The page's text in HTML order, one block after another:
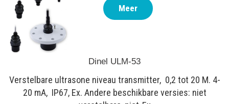
Dinel ULM-53
Verstelbare ultrasone niveau transmitter, 0,2 tot 20 M. 4-
20 mA, IP67, Ex. Andere beschikbare versies: niet
Meer